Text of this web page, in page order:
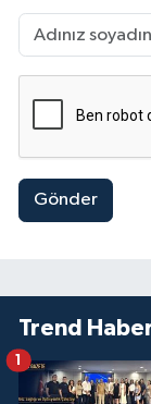
Gönder
Trend
1